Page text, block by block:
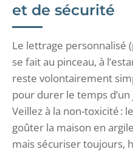
et de sécurité
Le lettrage personnalisé
se fait au pinceau, à
reste volontairement
pour durer le temps d’un
Veillez à la non-toxicité :
goûter la maison en
mais sécuriser toujours,